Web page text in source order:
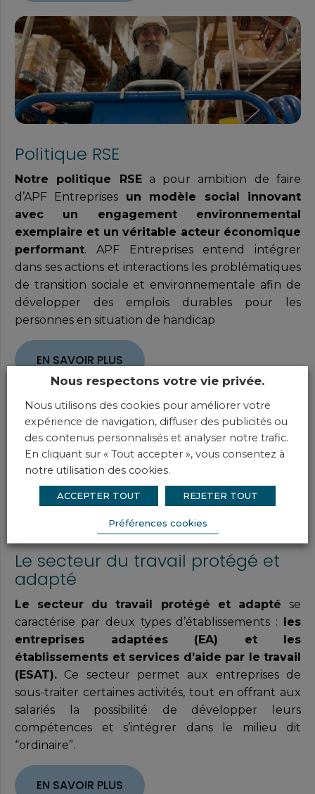
Politique RSE
Notre politique RSEa pour ambition de faire
d’APF Entreprises un modèle social innovant
avec un engagement environnemental
exemplaire et un véritable acteur économique
performant. APF Entreprises entend intégrer
dans ses actions et interactions les problématiques
de transition sociale et environnementale afin de
développer des emplois durables pour les
personnes en situation de handicap
EN SAVOIR PLUS
Le secteur du travail protégé et
adapté
Le secteur du travail protégé et adapté se
caractérise par deux types d’établissements : les
entreprises adaptées (EA) et les
établissements et services d’aide par le travail
(ESAT). Ce secteur permet aux entreprises de
sous-traiter certaines activités, tout en offrant aux
salariés la possibilité de développer leurs
compétences et s’intégrer dans le milieu dit
“ordinaire”.
EN SAVOIR PLUS
Nous respectons votre vie privée.
Nous utilisons des cookies pour améliorer votre
expérience de navigation, diffuser des publicités ou
des contenus personnalisés et analyser notre trafic.
En cliquant sur « Tout accepter », vous consentez à
notre utilisation des cookies.
ACCEPTER TOUT REJETER TOUT
Préférences cookies